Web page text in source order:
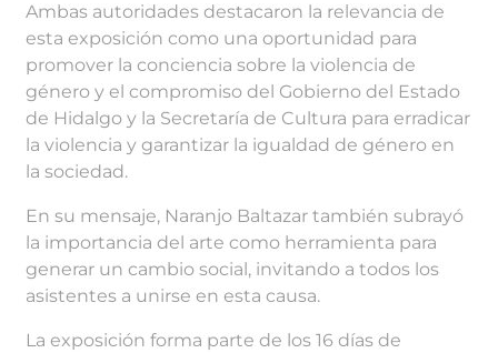
Ambas autoridades destacaron la relevancia de
esta exposición como una oportunidad para
promover la conciencia sobre la violencia de
género y el compromiso del Gobierno del Estado
de Hidalgo y la Secretaría de Cultura para erradicar
la violencia y garantizar la igualdad de género en
la sociedad.
En su mensaje, Naranjo Baltazar también subrayó
la importancia del arte como herramienta para
generar un cambio social, invitando a todos los
asistentes a unirse en esta causa.
La exposición forma parte de los 16 días de